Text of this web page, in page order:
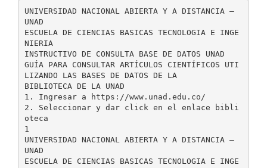
UNIVERSIDAD NACIONAL ABIERTA Y A DISTANCIA –
UNAD
ESCUELA DE CIENCIAS BASICAS TECNOLOGIA E INGE
NIERIA
INSTRUCTIVO DE CONSULTA BASE DE DATOS UNAD
GUÍA PARA CONSULTAR ARTÍCULOS CIENTÍFICOS UTI
LIZANDO LAS BASES DE DATOS DE LA
BIBLIOTECA DE LA UNAD
1. Ingresar a https://www.unad.edu.co/
2. Seleccionar y dar click en el enlace bibli
oteca
1
UNIVERSIDAD NACIONAL ABIERTA Y A DISTANCIA –
UNAD
ESCUELA DE CIENCIAS BASICAS TECNOLOGIA E INGE